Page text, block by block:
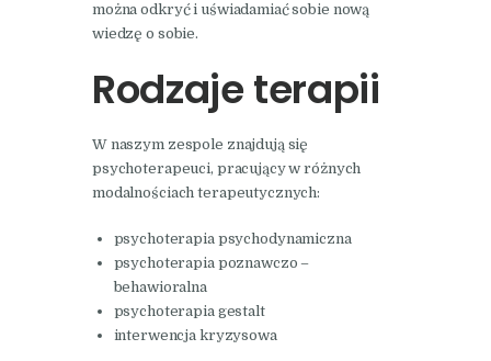
można odkryć i uświadamiać sobie nową
wiedzę o sobie.
Rodzaje terapii
W naszym zespole znajdują się
psychoterapeuci, pracujący w różnych
modalnościach terapeutycznych:
psychoterapia psychodynamiczna
psychoterapia poznawczo –
behawioralna
psychoterapia gestalt
interwencja kryzysowa